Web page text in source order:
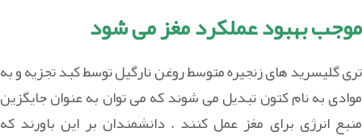
موجب بهبود عملکرد مغز می شود
تری گلیسرید های زنجیره متوسط روغن نارگیل توسط کبد تجزیه و به
موادی به نام کتون تبدیل می شوند که می توان به عنوان جایگزین
منبع انرژی برای مغز عمل کنند . دانشمندان بر این باورند که